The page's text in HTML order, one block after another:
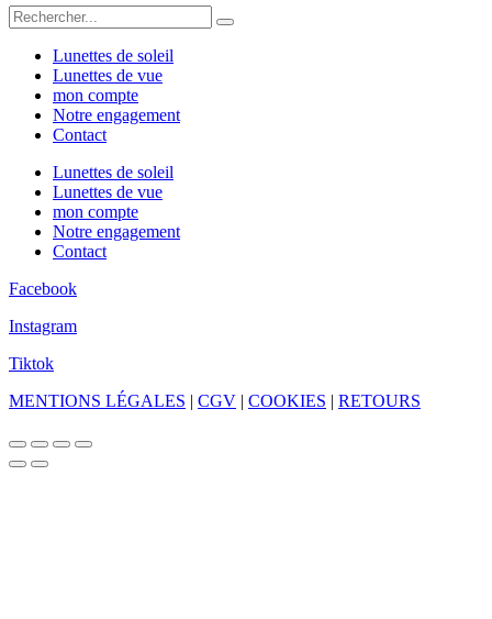
Lunettes de soleil
Lunettes de vue
mon compte
Notre engagement
Contact
Lunettes de soleil
Lunettes de vue
mon compte
Notre engagement
Contact
Facebook
Instagram
Tiktok
MENTIONS LÉGALES | CGV | COOKIES | RETOURS